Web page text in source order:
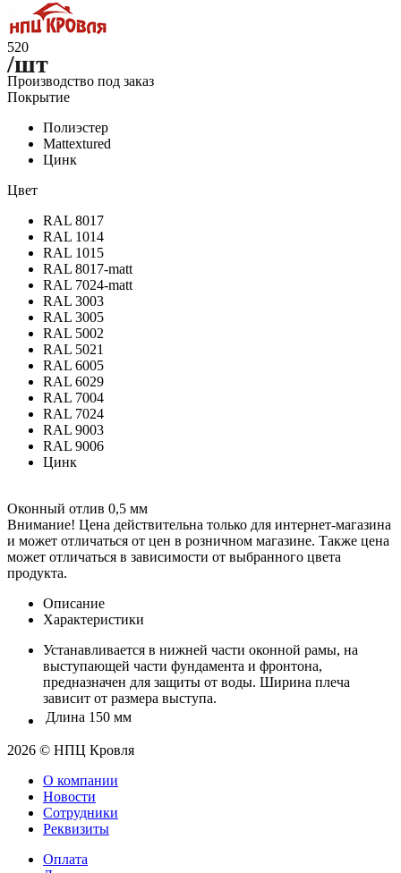
520
/шт
Производство под заказ
Покрытие
Полиэстер
Mattextured
Цинк
Цвет
RAL 8017
RAL 1014
RAL 1015
RAL 8017-matt
RAL 7024-matt
RAL 3003
RAL 3005
RAL 5002
RAL 5021
RAL 6005
RAL 6029
RAL 7004
RAL 7024
RAL 9003
RAL 9006
Цинк
Оконный отлив 0,5 мм
Внимание! Цена действительна только для интернет-магазина
и может отличаться от цен в розничном магазине. Также цена
может отличаться в зависимости от выбранного цвета
продукта.
Описание
Характеристики
Устанавливается в нижней части оконной рамы, на
выступающей части фундамента и фронтона,
предназначен для защиты от воды. Ширина плеча
зависит от размера выступа.
Длина 150 мм
2026 © НПЦ Кровля
О компании
Новости
Сотрудники
Реквизиты
Оплата